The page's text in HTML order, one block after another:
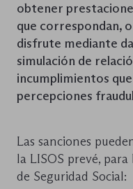
obtener
que correspondan,
disfrute mediante
simulación de
incumplimientos
percepciones
Las sanciones
la LISOS prevé,
de Seguridad Social: